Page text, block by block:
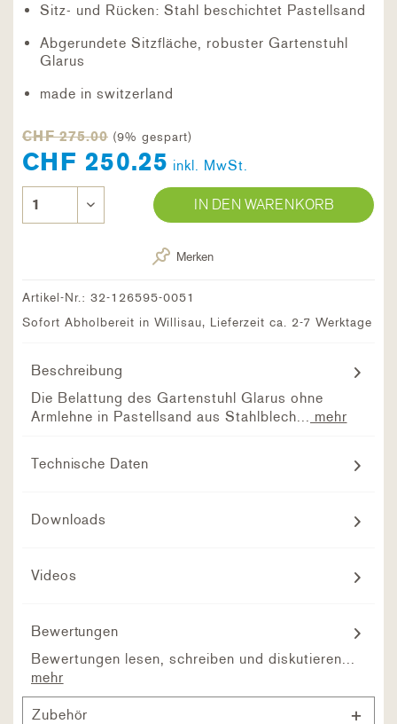
Sitz- und Rücken: Stahl beschichtet Pastellsand
Abgerundete Sitzfläche, robuster Gartenstuhl
Glarus
made in switzerland
CHF 275.00 (9% gespart)
CHF 250.25 inkl. MwSt.
IN DEN WARENKORB
Merken
Artikel-Nr.: 32-126595-0051
Sofort Abholbereit in Willisau, Lieferzeit ca. 2-7 Werktage
Beschreibung
Die Belattung des Gartenstuhl Glarus ohne
Armlehne in Pastellsand aus Stahlblech...
mehr
Technische Daten
Downloads
Videos
Bewertungen
Bewertungen lesen, schreiben und diskutieren...
mehr
Zubehör